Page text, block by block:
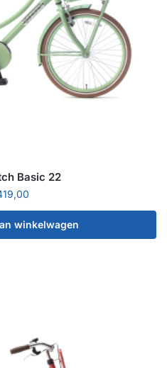
Basic 22
winkelwagen